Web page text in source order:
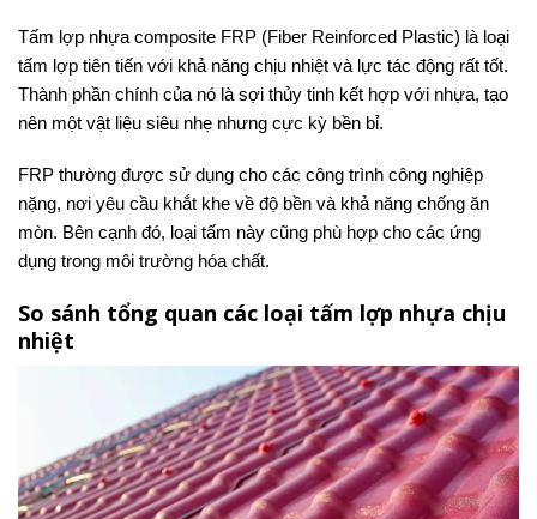
Tấm lợp nhựa composite FRP (Fiber Reinforced Plastic) là loại
tấm lợp tiên tiến với khả năng chịu nhiệt và lực tác động rất tốt.
Thành phần chính của nó là sợi thủy tinh kết hợp với nhựa, tạo
nên một vật liệu siêu nhẹ nhưng cực kỳ bền bỉ.
FRP thường được sử dụng cho các công trình công nghiệp
nặng, nơi yêu cầu khắt khe về độ bền và khả năng chống ăn
mòn. Bên cạnh đó, loại tấm này cũng phù hợp cho các ứng
dụng trong môi trường hóa chất.
So sánh tổng quan các loại tấm lợp nhựa chịu
nhiệt